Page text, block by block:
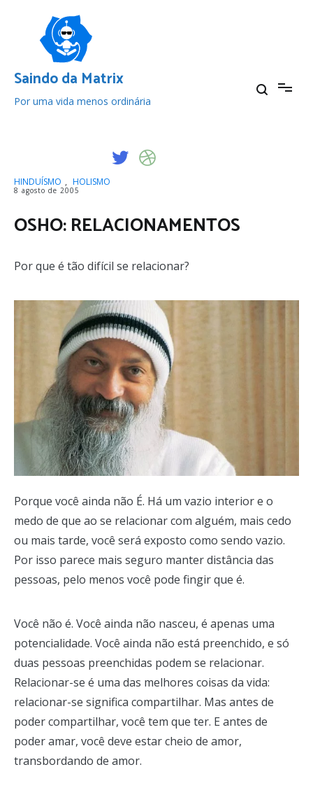
conteúdo
Saindo da Matrix
Por uma vida menos ordinária
HINDUÍSMO , HOLISMO
8 agosto de 2005
OSHO: RELACIONAMENTOS
Por que é tão difícil se relacionar?
Porque você ainda não É. Há um vazio interior e o
medo de que ao se relacionar com alguém, mais cedo
ou mais tarde, você será exposto como sendo vazio.
Por isso parece mais seguro manter distância das
pessoas, pelo menos você pode fingir que é.
Você não é. Você ainda não nasceu, é apenas uma
potencialidade. Você ainda não está preenchido, e só
duas pessoas preenchidas podem se relacionar.
Relacionar-se é uma das melhores coisas da vida:
relacionar-se significa compartilhar. Mas antes de
poder compartilhar, você tem que ter. E antes de
poder amar, você deve estar cheio de amor,
transbordando de amor.